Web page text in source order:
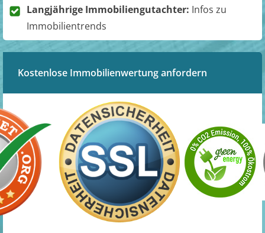
Langjährige Immobiliengutachter: Infos zu
Immobilientrends
Kostenlose Immobilienwertung anfordern